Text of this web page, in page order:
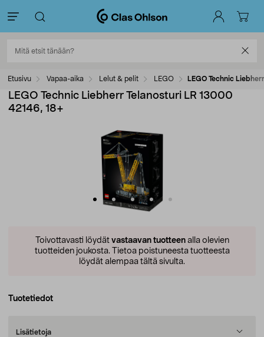
Etusivu Vapaa-aika Lelut & pelit LEGO LEGO Technic
LEGO Technic Liebherr Telanosturi LR 13000
42146, 18+
Toivottavasti löydät vastaavan tuotteenalla olevien
tuotteiden joukosta. Tietoa poistuneesta tuotteesta
löydät alempaa tältä sivulta.
Tuotetiedot
Lisätietoja